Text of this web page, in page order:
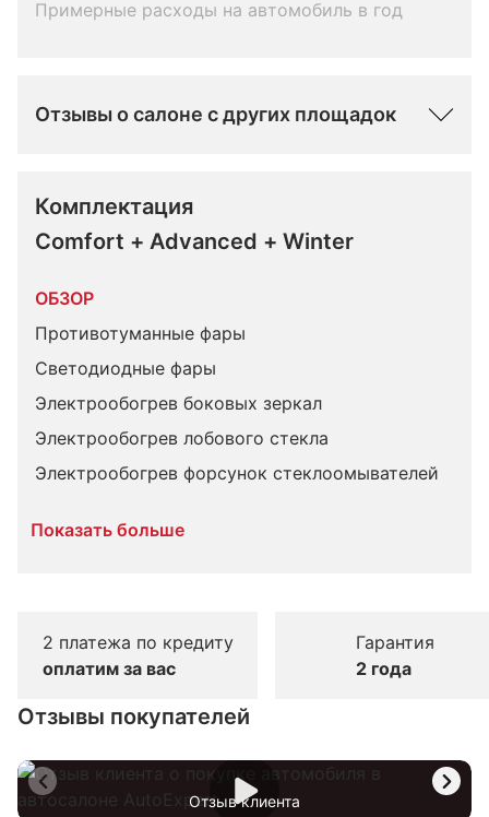
Примерные расходы на автомобиль в год
Отзывы о салоне с других площадок
Комплектация
Comfort + Advanced + Winter
ОБЗОР
Противотуманные фары
Светодиодные фары
Электрообогрев боковых зеркал
Электрообогрев лобового стекла
Электрообогрев форсунок стеклоомывателей
Показать больше
2 платежа по кредиту
оплатим за вас
Гарантия
2 года
Отзывы покупателей
Отзыв клиента